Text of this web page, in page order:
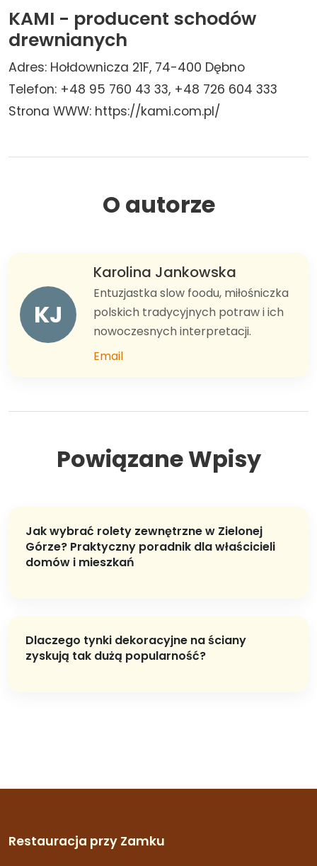
KAMI - producent schodów
drewnianych
Adres: Hołdownicza 21F, 74-400 Dębno
Telefon: +48 95 760 43 33, +48 726 604 333
Strona WWW: https://kami.com.pl/
O autorze
KJ
Karolina Jankowska
Entuzjastka slow foodu, miłośniczka
polskich tradycyjnych potraw i ich
nowoczesnych interpretacji.
Email
Powiązane Wpisy
Jak wybrać rolety zewnętrzne w Zielonej
Górze? Praktyczny poradnik dla właścicieli
domów i mieszkań
Dlaczego tynki dekoracyjne na ściany
zyskują tak dużą popularność?
Restauracja przy Zamku